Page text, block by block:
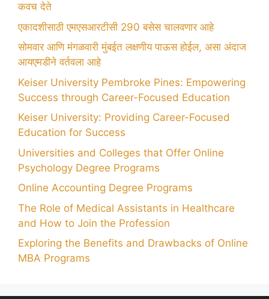
कवच देते
एकादशीसाठी एमएसआरटीसी 290 बसेस चालवणार आहे
सोमवार आणि मंगळवारी मुंबईत लक्षणीय पाऊस होईल, असा अंदाज
आयएमडीने वर्तवला आहे
Keiser University Pembroke Pines: Empowering
Success through Career-Focused Education
Keiser University: Providing Career-Focused
Education for Success
Universities and Colleges that Offer Online
Psychology Degree Programs
Online Accounting Degree Programs
The Role of Medical Assistants in Healthcare
and How to Join the Profession
Exploring the Benefits and Drawbacks of Online
MBA Programs